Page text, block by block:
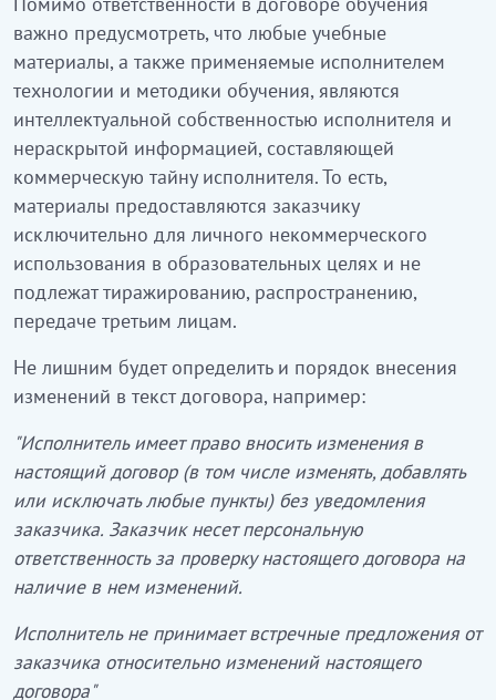
важно предусмотреть, что любые учебные
материалы, а также применяемые исполнителем
технологии и методики обучения, являются
интеллектуальной собственностью исполнителя и
нераскрытой информацией, составляющей
коммерческую тайну исполнителя. То есть,
материалы предоставляются заказчику
исключительно для личного некоммерческого
использования в образовательных целях и не
подлежат тиражированию, распространению,
передаче третьим лицам.
Не лишним будет определить и порядок внесения
изменений в текст договора, например:
"Исполнитель имеет право вносить изменения в
настоящий договор (в том числе изменять, добавлять
или исключать любые пункты) без уведомления
заказчика. Заказчик несет персональную
ответственность за проверку настоящего договора на
наличие в нем изменений.
Исполнитель не принимает встречные предложения от
заказчика относительно изменений настоящего
договора"